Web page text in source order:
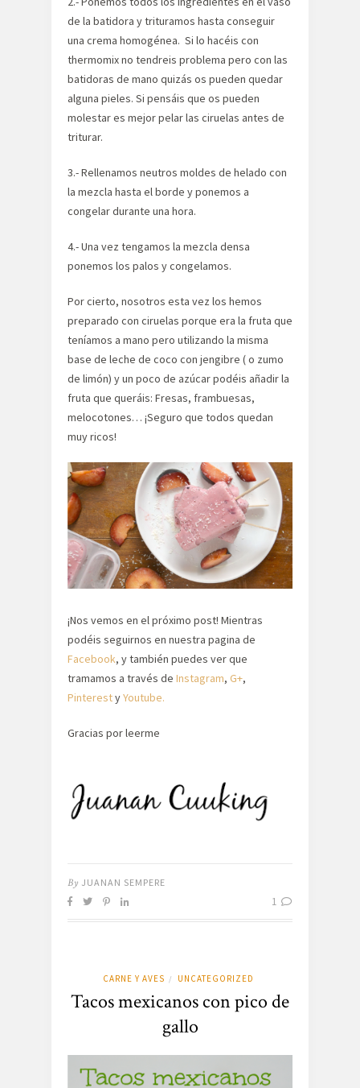
de la batidora y trituramos hasta conseguir
una crema homogénea. Si lo hacéis con
thermomix no tendreis problema pero con las
batidoras de mano quizás os pueden quedar
alguna pieles. Si pensáis que os pueden
molestar es mejor pelar las ciruelas antes de
triturar.
3.- Rellenamos neutros moldes de helado con
la mezcla hasta el borde y ponemos a
congelar durante una hora.
4.- Una vez tengamos la mezcla densa
ponemos los palos y congelamos.
Por cierto, nosotros esta vez los hemos
preparado con ciruelas porque era la fruta que
teníamos a mano pero utilizando la misma
base de leche de coco con jengibre ( o zumo
de limón) y un poco de azúcar podéis añadir la
fruta que queráis: Fresas, frambuesas,
melocotones… ¡Seguro que todos quedan
muy ricos!
¡Nos vemos en el próximo post! Mientras
podéis seguirnos en nuestra pagina de
Facebook, y también puedes ver que
tramamos a través de Instagram, G+,
PinterestyYoutube.
Gracias por leerme
By JUANAN SEMPERE
1
CARNE Y AVES / UNCATEGORIZED
Tacos mexicanos con pico de
gallo